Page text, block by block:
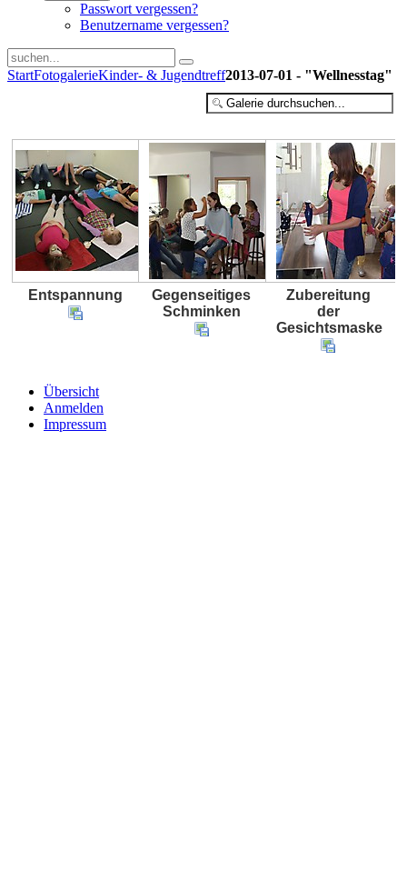
Passwort vergessen?
Benutzername vergessen?
StartFotogalerieKinder- & Jugendtreff2013-07-01 - "Wellnesstag"
Entspannung
Gegenseitiges
Schminken
Zubereitung
der
Gesichtsmaske
Übersicht
Anmelden
Impressum